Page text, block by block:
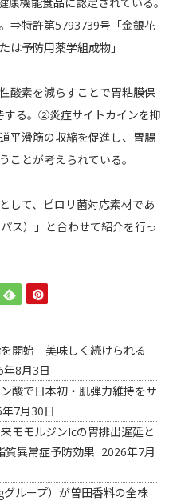
⇒特許第5793739号「金銀花
は予防用薬学組成物」
酸素を減らすことで胃粘膜保
する。②炎症サイトカインを抑
平滑筋の収縮を促進し、胃腸
ことが考えられている。
して、ピロリ菌対応素材であ
ス）」と合わせて紹介を行っ
開始 美味しく続けられる
年8月3日
酸で日本初・肌弾力維持をサ
7月30日
モモルジンIcの胃排出遅延と
質異常症予防効果 2026年7月
ループ）が曽田香料の全株